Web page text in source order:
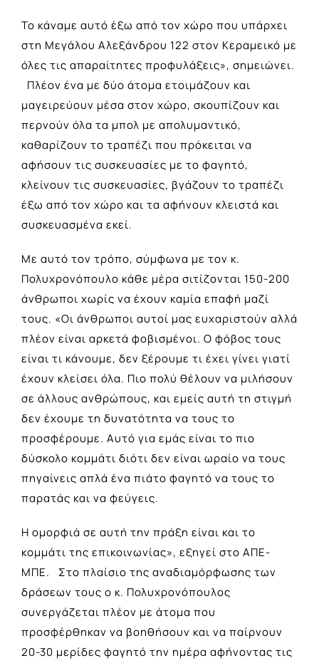
Το κάναμε αυτό έξω από τον χώρο που υπάρχει
στη Μεγάλου Αλεξάνδρου 122 στον Κεραμεικό με
όλες τις απαραίτητες προφυλάξεις», σημειώνει.
Πλέον ένα με δύο άτομα ετοιμάζουν και
μαγειρεύουν μέσα στον χώρο, σκουπίζουν και
περνούν όλα τα μπολ με απολυμαντικό,
καθαρίζουν το τραπέζι που πρόκειται να
αφήσουν τις συσκευασίες με το φαγητό,
κλείνουν τις συσκευασίες, βγάζουν το τραπέζι
έξω από τον χώρο και τα αφήνουν κλειστά και
συσκευασμένα εκεί.
Με αυτό τον τρόπο, σύμφωνα με τον κ.
Πολυχρονόπουλο κάθε μέρα σιτίζονται 150-200
άνθρωποι χωρίς να έχουν καμία επαφή μαζί
τους. «Οι άνθρωποι αυτοί μας ευχαριστούν αλλά
πλέον είναι αρκετά φοβισμένοι. Ο φόβος τους
είναι τι κάνουμε, δεν ξέρουμε τι έχει γίνει γιατί
έχουν κλείσει όλα. Πιο πολύ θέλουν να μιλήσουν
σε άλλους ανθρώπους, και εμείς αυτή τη στιγμή
δεν έχουμε τη δυνατότητα να τους το
προσφέρουμε. Αυτό για εμάς είναι το πιο
δύσκολο κομμάτι διότι δεν είναι ωραίο να τους
πηγαίνεις απλά ένα πιάτο φαγητό να τους το
παρατάς και να φεύγεις.
Η ομορφιά σε αυτή την πράξη είναι και το
κομμάτι της επικοινωνίας», εξηγεί στο ΑΠΕ-
ΜΠΕ. Στο πλαίσιο της αναδιαμόρφωσης των
δράσεων τους ο κ. Πολυχρονόπουλος
συνεργάζεται πλέον με άτομα που
προσφέρθηκαν να βοηθήσουν και να παίρνουν
20-30 μερίδες φαγητό την ημέρα αφήνοντας τις